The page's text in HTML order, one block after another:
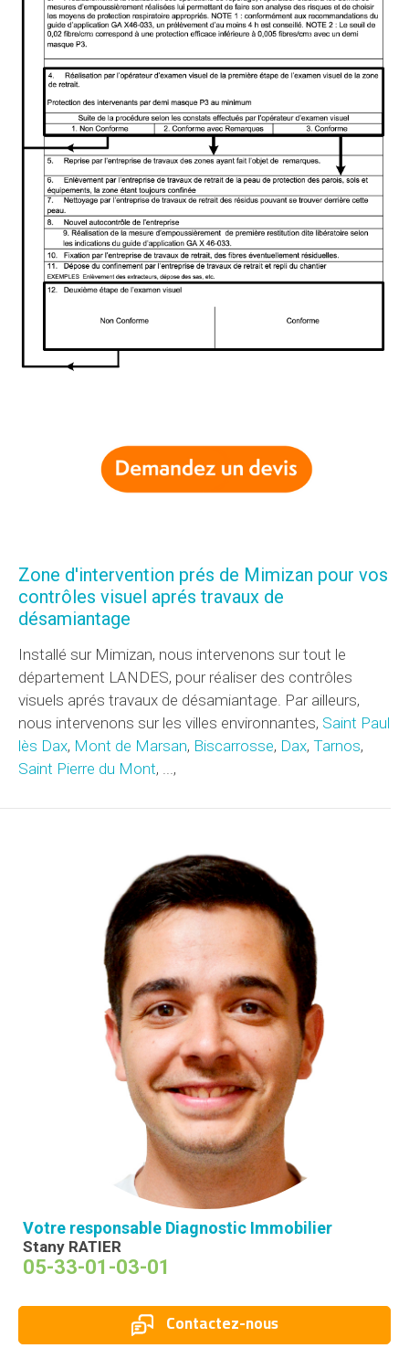
Zone d'intervention prés de Mimizan pour vos
contrôles visuel aprés travaux de
désamiantage
Installé sur Mimizan, nous intervenons sur tout le
département LANDES, pour réaliser des contrôles
visuels aprés travaux de désamiantage. Par ailleurs,
nous intervenons sur les villes environnantes, Saint Paul
lès Dax, Mont de Marsan, Biscarrosse, Dax, Tarnos,
Saint Pierre du Mont, ...,
Votre responsable Diagnostic Immobilier
Stany RATIER
05-33-01-03-01
Contactez-nous